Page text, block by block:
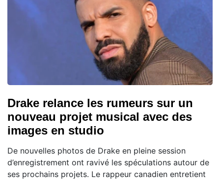
Drake relance les rumeurs sur un
nouveau projet musical avec des
images en studio
De nouvelles photos de Drake en pleine session
d’enregistrement ont ravivé les spéculations autour de
ses prochains projets. Le rappeur canadien entretient